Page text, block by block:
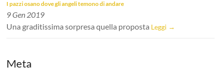
I pazzi osano dove gli angeli temono di andare
9 Gen 2019
Una graditissima sorpresa quella proposta Leggi →
Meta